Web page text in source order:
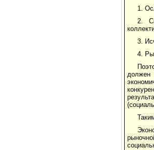
1.
2.
3.
4.
должен